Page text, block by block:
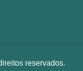
reservados.